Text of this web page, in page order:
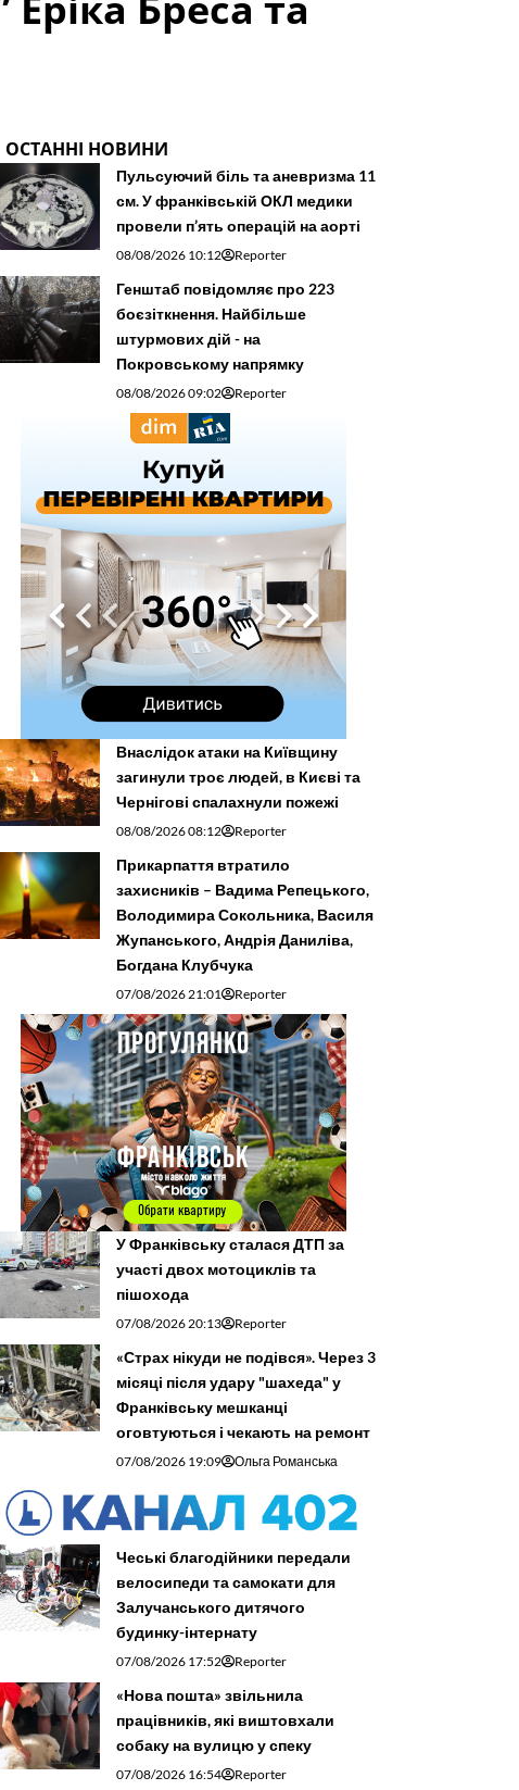
ОСТАННІ НОВИНИ
Пульсуючий біль та аневризма 11
см. У франківській ОКЛ медики
провели п’ять операцій на аорті
08/08/2026 10:12 Reporter
Генштаб повідомляє про 223
боєзіткнення. Найбільше
штурмових дій - на
Покровському напрямку
08/08/2026 09:02 Reporter
Внаслідок атаки на Київщину
загинули троє людей, в Києві та
Чернігові спалахнули пожежі
08/08/2026 08:12 Reporter
Прикарпаття втратило
захисників – Вадима Репецького,
Володимира Сокольника, Василя
Жупанського, Андрія Даниліва,
Богдана Клубчука
07/08/2026 21:01 Reporter
У Франківську сталася ДТП за
участі двох мотоциклів та
пішохода
07/08/2026 20:13 Reporter
«Страх нікуди не подівся». Через 3
місяці після удару "шахеда" у
Франківську мешканці
оговтуються і чекають на ремонт
07/08/2026 19:09 Ольга Романська
Чеські благодійники передали
велосипеди та самокати для
Залучанського дитячого
будинку-інтернату
07/08/2026 17:52 Reporter
«Нова пошта» звільнила
працівників, які виштовхали
собаку на вулицю у спеку
07/08/2026 16:54 Reporter